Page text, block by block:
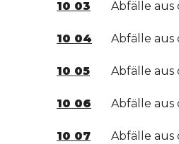
10 03 Abfälle
10 04 Abfälle
10 05 Abfälle
10 06 Abfälle
10 07 Abfälle